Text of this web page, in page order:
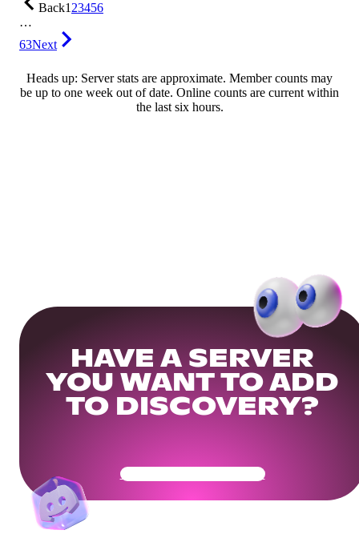
Back123456
…
63Next
Heads up: Server stats are approximate. Member counts may
be up to one week out of date. Online counts are current within
the last six hours.
HAVE A SERVER
YOU WANT TO ADD
TO DISCOVERY?
Get Your Community Ready